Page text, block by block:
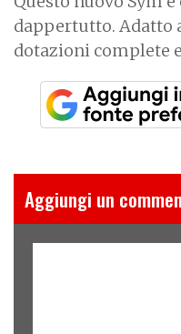
dappertutto. Adatto
dotazioni complete
Aggiungi un